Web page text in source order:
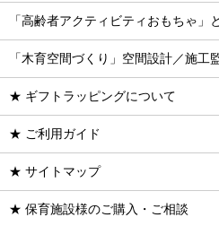
「高齢者アクティビティおもちゃ」
「木育空間づくり」空間設計／施工
★ ギフトラッピングについて
★ ご利用ガイド
★ サイトマップ
★ 保育施設様のご購入・ご相談